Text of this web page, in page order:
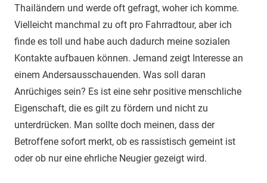
Thailändern und werde oft gefragt, woher ich komme.
Vielleicht manchmal zu oft pro Fahrradtour, aber ich
finde es toll und habe auch dadurch meine sozialen
Kontakte aufbauen können. Jemand zeigt Interesse an
einem Andersausschauenden. Was soll daran
Anrüchiges sein? Es ist eine sehr positive menschliche
Eigenschaft, die es gilt zu fördern und nicht zu
unterdrücken. Man sollte doch meinen, dass der
Betroffene sofort merkt, ob es rassistisch gemeint ist
oder ob nur eine ehrliche Neugier gezeigt wird.